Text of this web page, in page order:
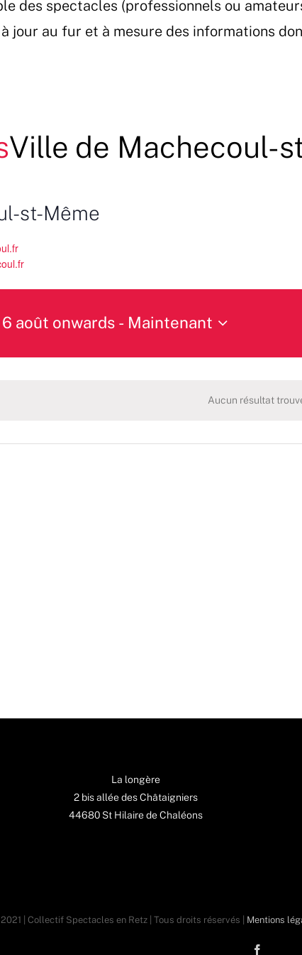
des spectacles (professionnels ou
jour au fur et à mesure des informations
Aucun résultat
Ville de Machecoul-
st-Même
6 août onwards - Maintenant
une
La longère
2 bis allée des Châtaigniers
44680 St Hilaire de Chaléons
| Collectif Spectacles en Retz | Tous droits réservés | Mentions